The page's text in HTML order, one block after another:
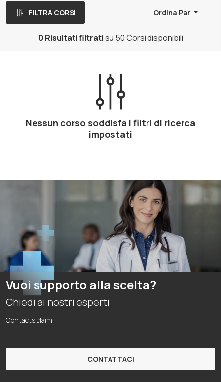
FILTRA CORSI Ordina Per
0 Risultati filtratisu 50 Corsi disponibili
Nessun corso soddisfa i filtri di ricerca
impostati
Vuoi supporto alla scelta?
Chiedi ai nostri esperti
Contacts claim
CONTATTACI